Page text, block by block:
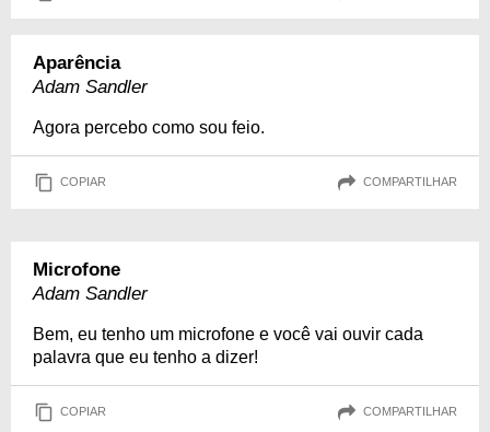
Aparência
Adam Sandler
Agora percebo como sou feio.
COPIAR COMPARTILHAR
Microfone
Adam Sandler
Bem, eu tenho um microfone e você vai ouvir cada
palavra que eu tenho a dizer!
COPIAR COMPARTILHAR